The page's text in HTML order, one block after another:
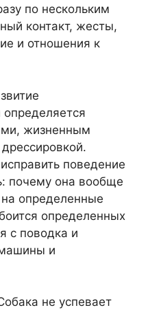
по нескольким
контакт, жесты,
и отношения к
жизненным
поведение
почему она вообще
на определенные
определенных
с поводка и
и
не успевает